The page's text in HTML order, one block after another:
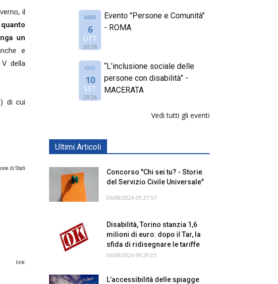
il
un
e
della
) di cui
di Stati
link:
MAR
6
OTT
2026
Evento "Persone e Comunità"
- ROMA
GIO
10
SET
2026
“L’inclusione sociale delle
persone con disabilità” -
MACERATA
Vedi tutti gli eventi
Ultimi Articoli
Concorso "Chi sei tu? - Storie
del Servizio Civile Universale"
06/08/2026 09:37:57
Disabilità, Torino stanzia 1,6
milioni di euro: dopo il Tar, la
sfida di ridisegnare le tariffe
06/08/2026 09:29:05
L’accessibilità delle spiagge